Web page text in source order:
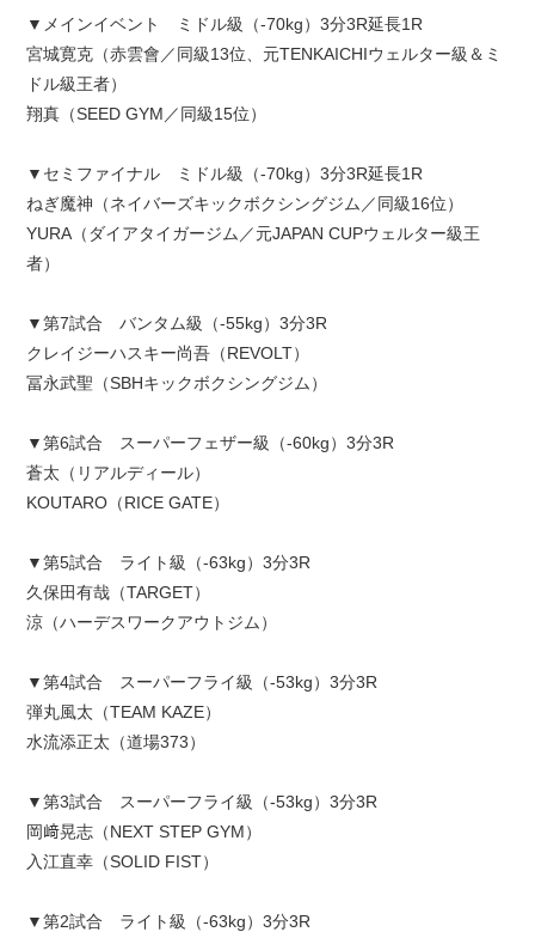
▼メインイベント ミドル級（-70kg）3分3R延長1R
宮城寛克（赤雲會／同級13位、元TENKAICHIウェルター級＆ミ
ドル級王者）
翔真（SEED GYM／同級15位）
▼セミファイナル ミドル級（-70kg）3分3R延長1R
ねぎ魔神（ネイバーズキックボクシングジム／同級16位）
YURA（ダイアタイガージム／元JAPAN CUPウェルター級王
者）
▼第7試合 バンタム級（-55kg）3分3R
クレイジーハスキー尚吾（REVOLT）
冨永武聖（SBHキックボクシングジム）
▼第6試合 スーパーフェザー級（-60kg）3分3R
蒼太（リアルディール）
KOUTARO（RICE GATE）
▼第5試合 ライト級（-63kg）3分3R
久保田有哉（TARGET）
涼（ハーデスワークアウトジム）
▼第4試合 スーパーフライ級（-53kg）3分3R
弾丸風太（TEAM KAZE）
水流添正太（道場373）
▼第3試合 スーパーフライ級（-53kg）3分3R
岡﨑晃志（NEXT STEP GYM）
入江直幸（SOLID FIST）
▼第2試合 ライト級（-63kg）3分3R